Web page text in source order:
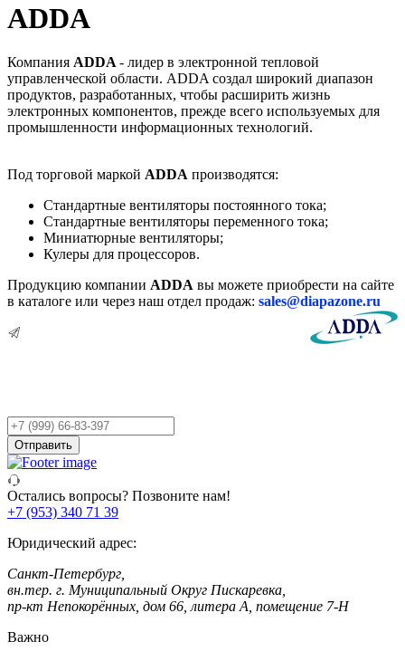
ADDA
Компания ADDA - лидер в электронной тепловой
управленческой области. ADDA создал широкий диапазон
продуктов, разработанных, чтобы расширить жизнь
электронных компонентов, прежде всего используемых для
промышленности информационных технологий.
Под торговой маркой ADDA производятся:
Стандартные вентиляторы постоянного тока;
Стандартные вентиляторы переменного тока;
Миниатюрные вентиляторы;
Кулеры для процессоров.
Продукцию компании ADDA вы можете приобрести на сайте
в каталоге или через наш отдел продаж: sales@diapazone.ru
Ваш
телефон
Отправить
Остались вопросы? Позвоните нам!
+7 (953) 340 71 39
Юридический адрес:
Санкт-Петербург,
вн.тер. г. Муниципальный Округ Пискаревка,
пр-кт Непокорённых, дом 66, литера А, помещение 7-Н
Важно